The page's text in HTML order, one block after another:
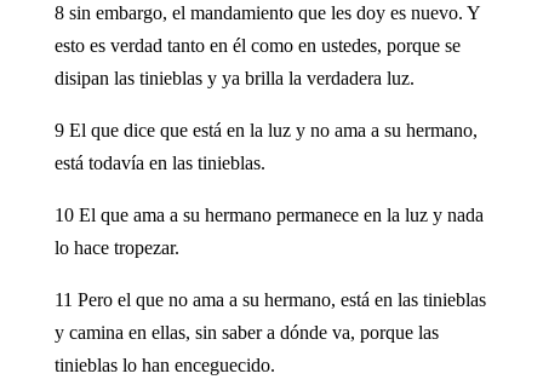
8 sin embargo, el mandamiento que les doy es nuevo. Y
esto es verdad tanto en él como en ustedes, porque se
disipan las tinieblas y ya brilla la verdadera luz.
9 El que dice que está en la luz y no ama a su hermano,
está todavía en las tinieblas.
10 El que ama a su hermano permanece en la luz y nada
lo hace tropezar.
11 Pero el que no ama a su hermano, está en las tinieblas
y camina en ellas, sin saber a dónde va, porque las
tinieblas lo han enceguecido.